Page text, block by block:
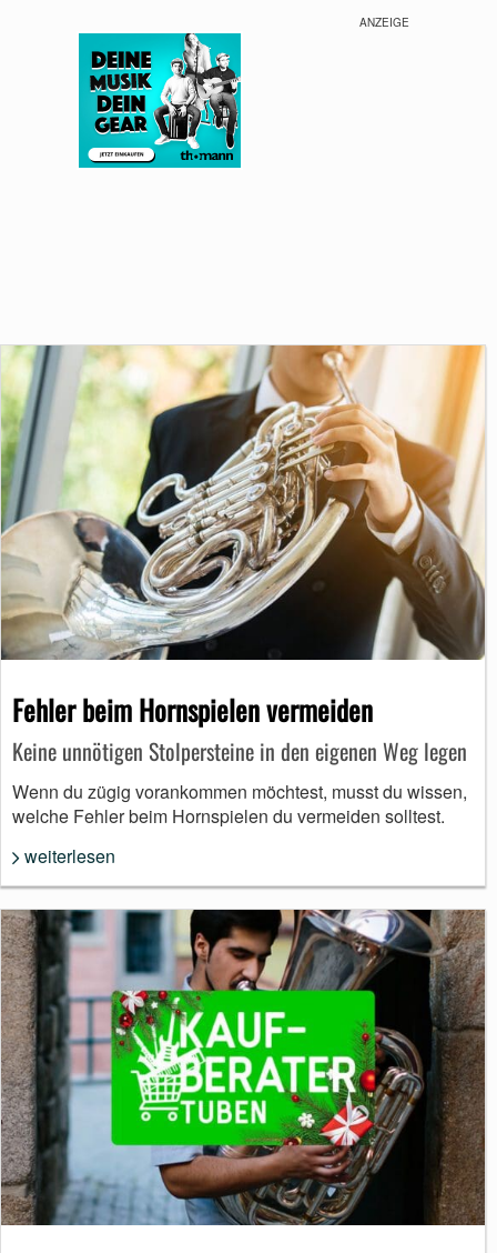
Fehler beim Hornspielen vermeiden
Keine unnötigen Stolpersteine in den eigenen Weg legen
Wenn du zügig vorankommen möchtest, musst du wissen,
welche Fehler beim Hornspielen du vermeiden solltest.
weiterlesen